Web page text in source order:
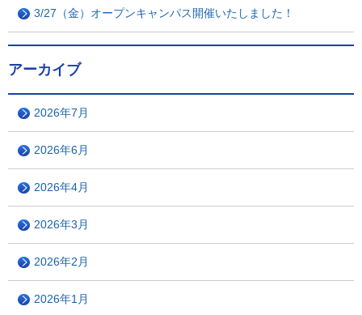
3/27（金）オープンキャンパス開催いたしました！
アーカイブ
2026年7月
2026年6月
2026年4月
2026年3月
2026年2月
2026年1月